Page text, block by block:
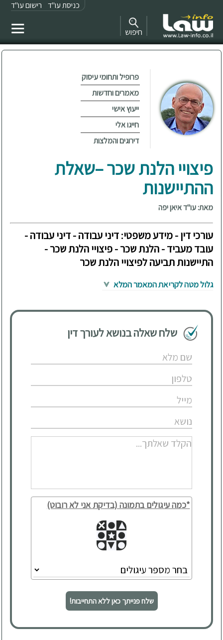
כניסת עו"ד רישום עו"ד
חיפוש
פרופיל ותחומי עיסוק
מאמרים וחדשות
ייעוץ אישי
חייגו אלי
דירוגים והמלצות
פיצויי הלנת שכר –שאלת
ההתיישנות
מאת: עו"ד איאן יפה
עורכי דין - מידע משפטי: דיני עבודה - דיני עבודה -
עובד מעביד - הלנת שכר - פיצויי הלנת שכר -
התיישנות תביעה לפיצויי הלנת שכר
גלול מטה לקריאת המאמר המלא
שלח שאלה בנושא לעורך דין
*כמה עיגולים בתמונה (בדיקת אני לא רובוט)
שלח פנייתך כאן ללא התחייבות!